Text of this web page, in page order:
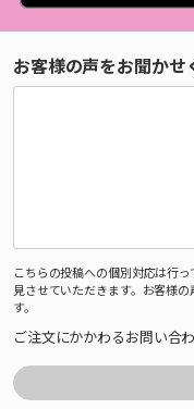
お客様の声をお聞かせ
こちらの投稿への個別対応は行
見させていただきます。お客様
す。
ご注文にかかわるお問い合